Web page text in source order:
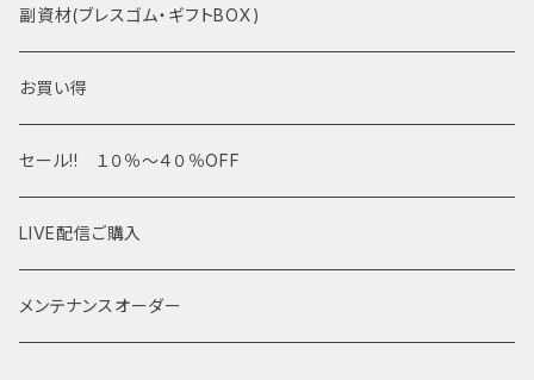
アマビエシリーズ
デザインブレス
高級・高品質ブレスレット
サイズ
13㎜以上
浄化さざれ石
ポイント・タワー・タンブル
スフィア 丸玉
置物
原石・クラスター
副資材(ブレスゴム・ギフトBOX)
お買い得
セール!! １０％～４０％OFF
LIVE配信ご購入
メンテナンスオーダー